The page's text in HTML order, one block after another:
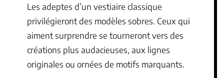
Les adeptes d’un vestiaire classique
privilégieront des modèles sobres. Ceux qui
aiment surprendre se tourneront vers des
créations plus audacieuses, aux lignes
originales ou ornées de motifs marquants.